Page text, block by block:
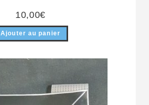
10,00€
Ajouter au panier